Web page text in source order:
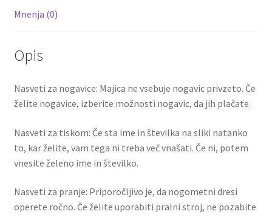
Mnenja (0)
Opis
Nasveti za nogavice: Majica ne vsebuje nogavic privzeto. Če
želite nogavice, izberite možnosti nogavic, da jih plačate.
Nasveti za tiskom: Če sta ime in številka na sliki natanko
to, kar želite, vam tega ni treba več vnašati. Če ni, potem
vnesite želeno ime in številko.
Nasveti za pranje: Priporočljivo je, da nogometni dresi
operete ročno. Če želite uporabiti pralni stroj, ne pozabite